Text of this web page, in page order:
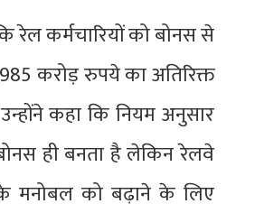
रेल कर्मचारियों को बोनस से
करोड़ रुपये का अतिरिक्त
कहा कि नियम अनुसार
ही बनता है लेकिन रेलवे
के मनोबल को बढ़ाने के लिए